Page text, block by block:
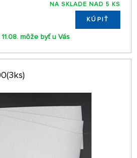
NA SKLADE NAD 5 KS
KÚPIŤ
môže byť u Vás